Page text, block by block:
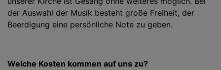
der Auswahl der Musik besteht große Freiheit, der
Beerdigung eine persönliche Note zu geben.
Welche Kosten kommen auf uns zu?